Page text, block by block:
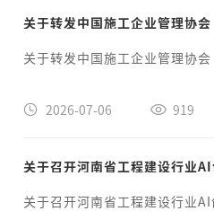
关于转发中国施工企业管理协
关于转发中国施工企业管理协
2026-07-06 919
关于召开河南省工程建设行业
关于召开河南省工程建设行业